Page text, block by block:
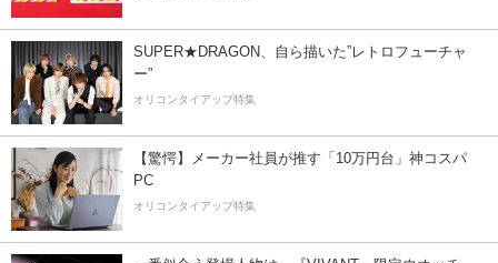
SUPER★DRAGON、自ら描いた”レトロフューチャ
ー”
オリコンタイアップ特集
【驚愕】メーカー社員が推す「10万円台」神コスパ
PC
オリコンタイアップ特集